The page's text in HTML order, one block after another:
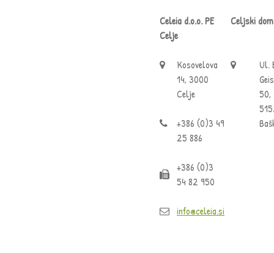
Celeia d.o.o. PE
Celje
Kosovelova
14, 3000
Celje
+386 (0)3 49
25 886
+386 (0)3
54 82 950
info@celeia.si
Celjski dom
Ul.
50,
Ba